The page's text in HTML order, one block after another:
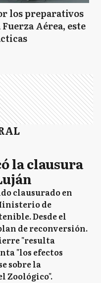
los preparativos
Aérea, este
la clausura
clausurado en
de
Desde el
de reconversión.
"resulta
"los efectos
sobre la
Zoológico".